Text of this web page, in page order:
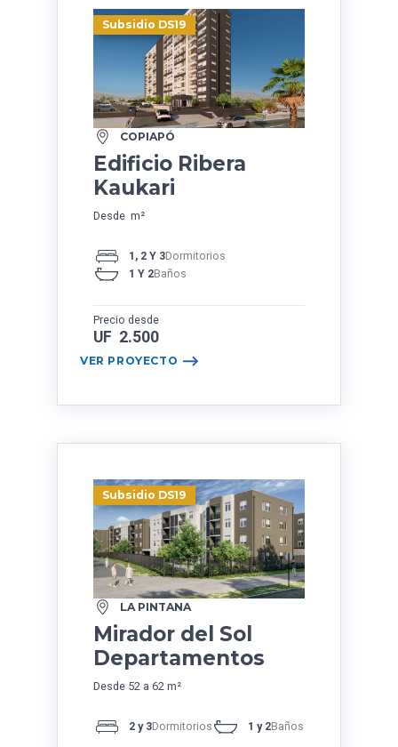
Subsidio DS19
COPIAPÓ
Edificio Ribera
Kaukari
Desde m²
1, 2 Y 3Dormitorios
1 Y 2Baños
Precio desde
UF 2.500
VER PROYECTO
Subsidio DS19
LA PINTANA
Mirador del Sol
Departamentos
Desde 52 a 62 m²
2 y 3Dormitorios 1 y 2Baños